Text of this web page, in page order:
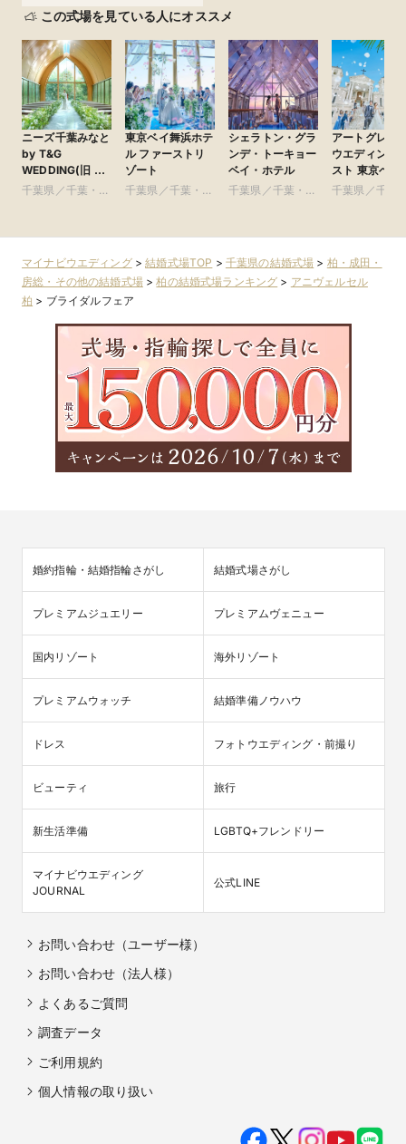
この式場を見ている人にオススメ
ニーズ千葉みなと
by T&G
WEDDING(旧 ベ
イサイドパーク迎
千葉県／千葉・舞
東京ベイ舞浜ホテ
ル ファーストリ
ゾート
千葉県／千葉・舞
シェラトン・グラ
ンデ・トーキョー
ベイ・ホテル
千葉県／千葉・舞
アートグレイ
ウエディング
スト 東京ベイ
千葉県／千葉
マイナビウエディング>結婚式場TOP > 千葉県の結婚式場 > 柏・成田・
房総・その他の結婚式場>柏の結婚式場ランキング > アニヴェルセル
柏 > ブライダルフェア
婚約指輪・結婚指輪さがし 結婚式場さがし
プレミアムジュエリー プレミアムヴェニュー
国内リゾート 海外リゾート
プレミアムウォッチ 結婚準備ノウハウ
ドレス フォトウエディング・前撮り
ビューティ 旅行
新生活準備 LGBTQ+フレンドリー
マイナビウエディング
JOURNAL
公式LINE
お問い合わせ（ユーザー様）
お問い合わせ（法人様）
よくあるご質問
調査データ
ご利用規約
個人情報の取り扱い